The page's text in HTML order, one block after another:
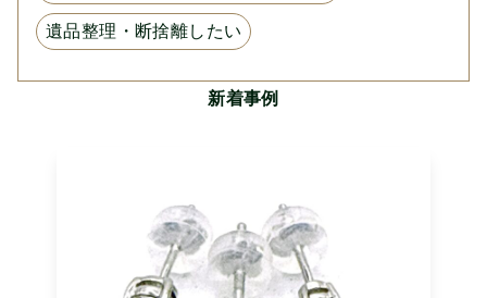
遺品整理・断捨離したい
新着事例